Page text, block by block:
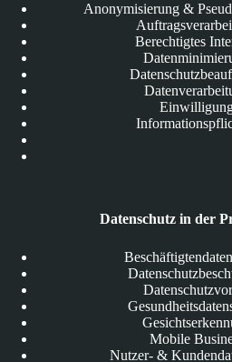
Anonymisierung &
Berechtigtes
Datenschutz in der
Mobile
Nutzer- &